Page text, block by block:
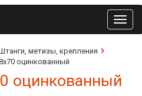
метизы, крепления
оцинкованный
оцинкованный